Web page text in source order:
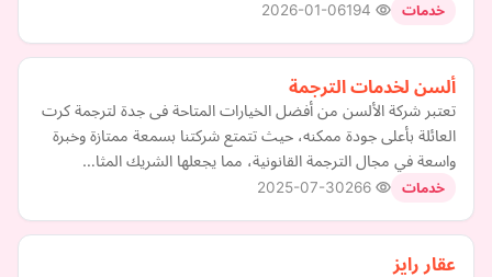
خدمات 2026-01-06
ألسن لخدمات الترجمة
تعتبر شركة الألسن من أفضل الخيارات المتاحة فى جدة لترجمة كرت
العائلة بأعلى جودة ممكنه، حيث تتمتع شركتنا بسمعة ممتازة وخبرة
واسعة في مجال الترجمة القانونية، مما يجعلها الشريك المثا…
خدمات 2025-07-30
عقار رايز